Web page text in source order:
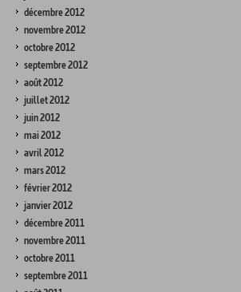
décembre 2012
novembre 2012
octobre 2012
septembre 2012
août 2012
juillet 2012
juin 2012
mai 2012
avril 2012
mars 2012
février 2012
janvier 2012
décembre 2011
novembre 2011
octobre 2011
septembre 2011